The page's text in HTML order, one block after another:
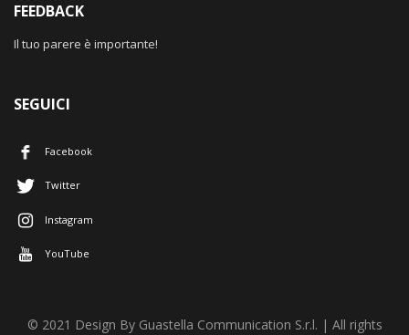
FEEDBACK
Il tuo parere è importante!
SEGUICI
Facebook
Twitter
Instagram
YouTube
© 2021 Design By Guastella Communication S.r.l. | All rights